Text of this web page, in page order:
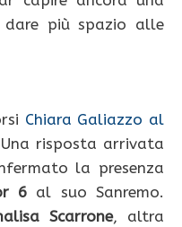
più spazio alle
Chiara Galiazzo al
Una risposta arrivata
la presenza
6 al suo Sanremo.
Scarrone, altra